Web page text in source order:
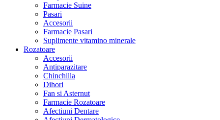
Farmacie Suine
Pasari
Accesorii
Farmacie Pasari
Suplimente vitamino minerale
Rozatoare
Accesorii
Antiparazitare
Chinchilla
Dihori
Fan si Asternut
Farmacie Rozatoare
Afectiuni Dentare